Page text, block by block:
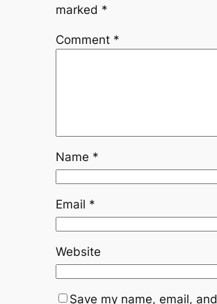
marked *
Comment *
Name *
Email *
Website
Save my name, email, and